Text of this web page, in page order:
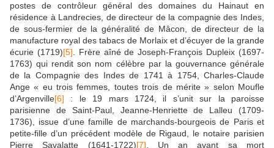
postes de contrôleur général des domaines du Hainaut en
résidence à Landrecies, de directeur de la compagnie des Indes,
de sous-fermier de la généralité de Mâcon, de directeur de la
manufacture royal des tabacs de Morlaix et d’écuyer de la grande
écurie (1719)[5] . Frère aîné de Joseph-François Dupleix (1697-
1763) qui rendit son nom célèbre par la gouvernance générale
de la Compagnie des Indes de 1741 à 1754, Charles-Claude
Ange « eu trois femmes, toutes trois de mérite » selon Moufle
d’Argenville[6] : le 19 mars 1724, il s’unit sur la paroisse
parisienne de Saint-Paul, Jeanne-Henriette de Lalleu (1709-
1736), issue d’une famille de marchands-bourgeois de Paris et
petite-fille d’un précédent modèle de Rigaud, le notaire parisien
Pierre Savalatte (1641-1722)[7] . Un an avant sa mort